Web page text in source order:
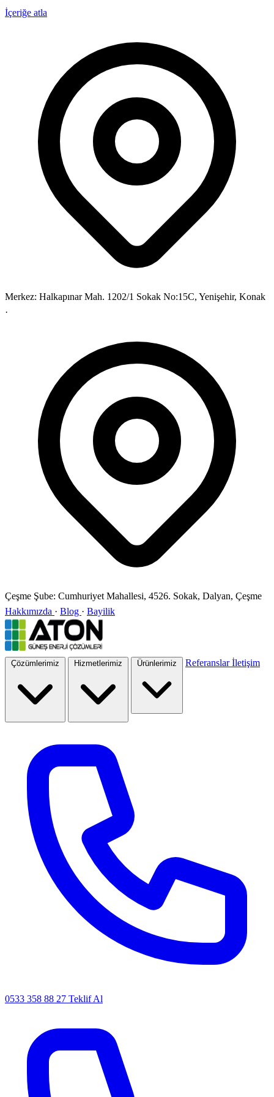
İçeriğe atla
Merkez: Halkapınar Mah. 1202/1 Sokak No:15C, Yenişehir, Konak
·
Çeşme Şube: Cumhuriyet Mahallesi, 4526. Sokak, Dalyan, Çeşme
Hakkımızda · Blog · Bayilik
Çözümlerimiz Hizmetlerimiz Ürünlerimiz Referanslarİletişim
0533 358 88 27 Teklif Al